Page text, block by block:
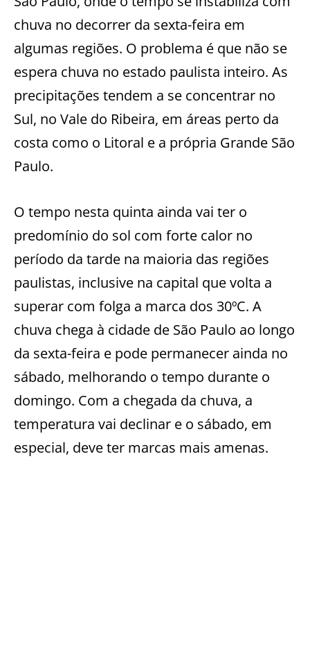
chuva no decorrer da sexta-feira em
algumas regiões. O problema é que não se
espera chuva no estado paulista inteiro. As
precipitações tendem a se concentrar no
Sul, no Vale do Ribeira, em áreas perto da
costa como o Litoral e a própria Grande São
Paulo.
O tempo nesta quinta ainda vai ter o
predomínio do sol com forte calor no
período da tarde na maioria das regiões
paulistas, inclusive na capital que volta a
superar com folga a marca dos 30ºC. A
chuva chega à cidade de São Paulo ao longo
da sexta-feira e pode permanecer ainda no
sábado, melhorando o tempo durante o
domingo. Com a chegada da chuva, a
temperatura vai declinar e o sábado, em
especial, deve ter marcas mais amenas.